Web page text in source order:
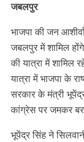
जबलपुर
भाजपा की जन
जबलपुर में शामिल
की यात्रा में शामिल
यात्रा में भाजपा के
सरकार के मंत्री
कांग्रेस पर जमकर
भूपेंद्र सिंह ने